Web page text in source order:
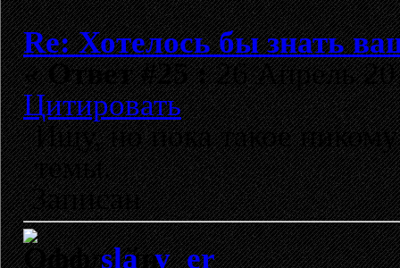
Re: Хотелось бы знать
«Ответ #25 :26 Апрель
Цитировать
Ищу, но пока такое
темы.
Записан
sla_y_er